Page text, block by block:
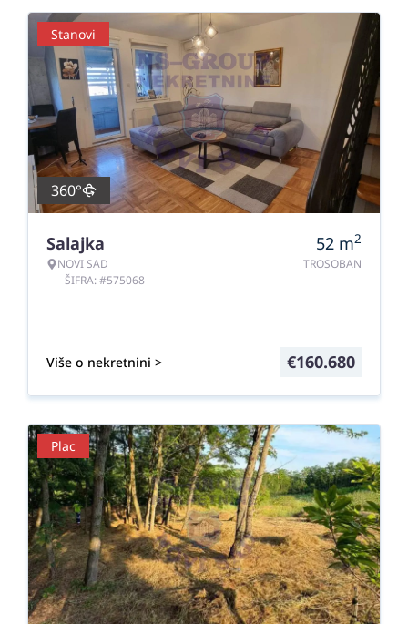
Stanovi
360°
Salajka
NOVI SAD
ŠIFRA: #575068
52 m2
TROSOBAN
Više o nekretnini > €160.680
Plac